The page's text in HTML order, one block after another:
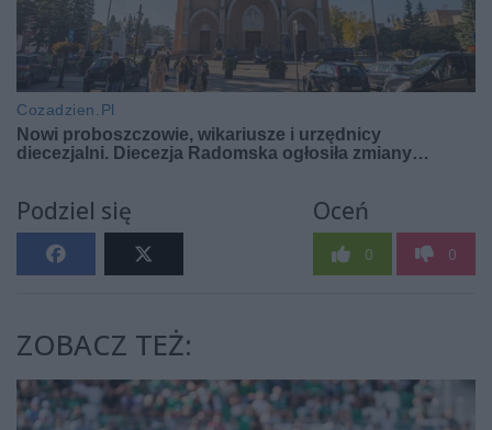
Podziel się Oceń
0 0
ZOBACZ TEŻ: